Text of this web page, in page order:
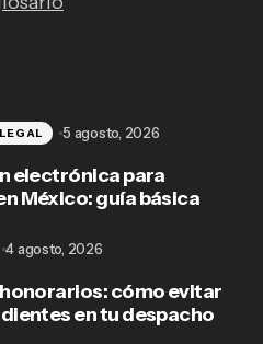
electrónica para
México: guía básica
5 agosto, 2026
cómo evitar
en tu despacho
4 agosto, 2026